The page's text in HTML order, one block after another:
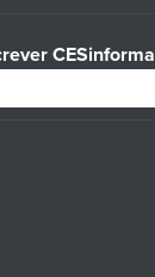
CESinforma